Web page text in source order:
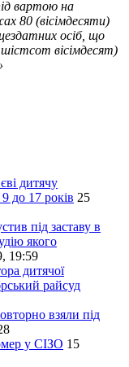
вартою на
80 (вісімдесяти)
осіб, що
вісімдесят)
дитячу
до 17 років 25
під заставу в
якого
19:59
дитячої
райсуд
взяли під
у СІЗО 15